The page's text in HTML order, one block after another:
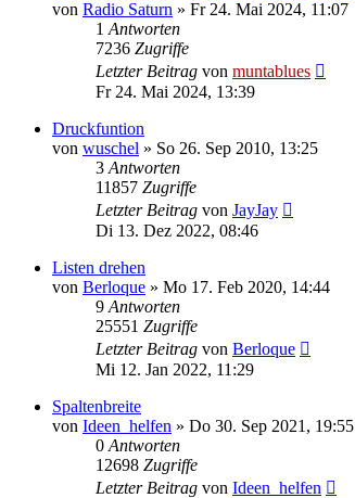
von Radio Saturn » Fr 24. Mai 2024, 11:07
1 Antworten
7236 Zugriffe
Letzter Beitrag von muntablues
Fr 24. Mai 2024, 13:39
Druckfuntion
von wuschel » So 26. Sep 2010, 13:25
3 Antworten
11857 Zugriffe
Letzter Beitrag von JayJay
Di 13. Dez 2022, 08:46
Listen drehen
von Berloque » Mo 17. Feb 2020, 14:44
9 Antworten
25551 Zugriffe
Letzter Beitrag von Berloque
Mi 12. Jan 2022, 11:29
Spaltenbreite
von Ideen_helfen » Do 30. Sep 2021, 19:55
0 Antworten
12698 Zugriffe
Letzter Beitrag von Ideen_helfen